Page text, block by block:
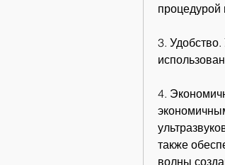
процедурой
3.
4.
также
волны